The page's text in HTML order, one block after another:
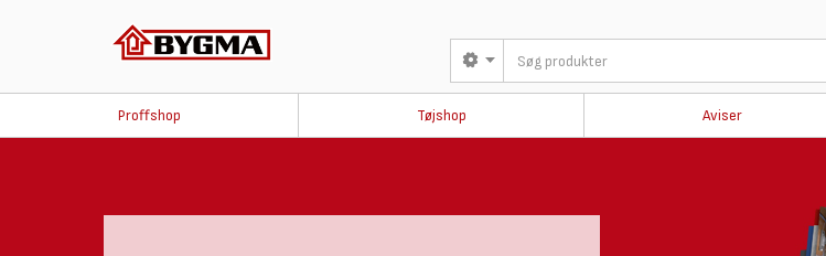
Proffshop Tøjshop Aviser